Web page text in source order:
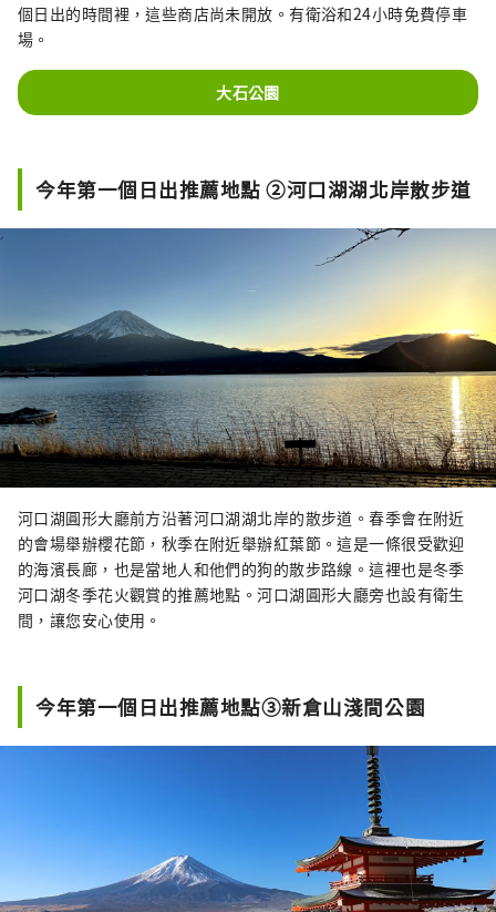
個日出的時間裡，這些商店尚未開放。有衛浴和24小時免費停車
場。
大石公園
今年第一個日出推薦地點 ②河口湖湖北岸散步道
河口湖圓形大廳前方沿著河口湖湖北岸的散步道。春季會在附近
的會場舉辦櫻花節，秋季在附近舉辦紅葉節。這是一條很受歡迎
的海濱長廊，也是當地人和他們的狗的散步路線。這裡也是冬季
河口湖冬季花火觀賞的推薦地點。河口湖圓形大廳旁也設有衛生
間，讓您安心使用。
今年第一個日出推薦地點③新倉山淺間公園